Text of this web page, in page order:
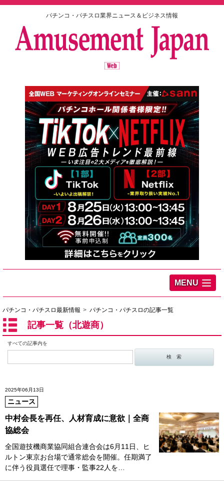
パチンコ・パチスロ業界ニュース＆ビジネス情報
MENU
パチンコ・パチスロ最新情報 パチンコ・パチスロの記事一覧
記事一覧（北遊商）
すべての記事内を
2025年06月13日
ニュース
中村会長を再任、人材育成に意欲｜全商
協総会
全国遊技機商業協同組合連合会は6月11日、ヒ
ルトン東京お台場で通常総会を開催。任期満了
に伴う役員選任で理事・監事22人を…